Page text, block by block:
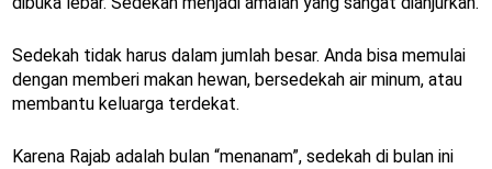
Sedekah tidak harus dalam jumlah besar. Anda bisa memulai
dengan memberi makan hewan, bersedekah air minum, atau
membantu keluarga terdekat.
Karena Rajab adalah bulan “menanam”, sedekah di bulan ini